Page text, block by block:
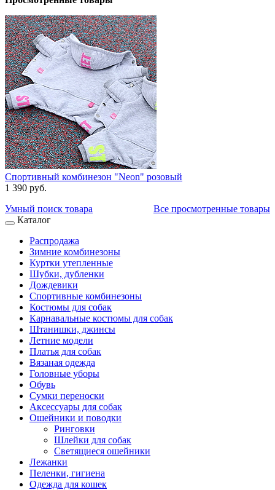
Спортивный комбинезон "Neon" розовый
1 390 руб.
Все просмотренные товары
Умный поиск товара
Каталог
Распродажа
Зимние комбинезоны
Куртки утепленные
Шубки, дубленки
Дождевики
Спортивные комбинезоны
Костюмы для собак
Карнавальные костюмы для собак
Штанишки, джинсы
Летние модели
Платья для собак
Вязаная одежда
Головные уборы
Обувь
Сумки переноски
Аксессуары для собак
Ошейники и поводки
Ринговки
Шлейки для собак
Светящиеся ошейники
Лежанки
Пеленки, гигиена
Одежда для кошек